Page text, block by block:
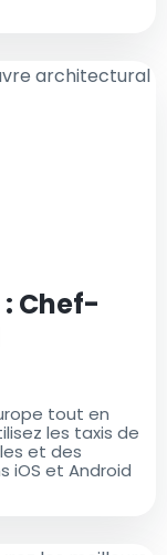
: Chef-
tout en
les taxis de
et des
iOS et Android